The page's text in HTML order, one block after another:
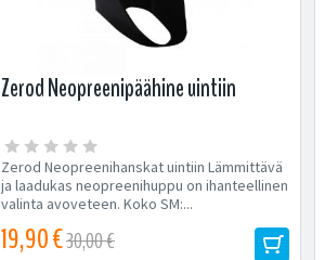
Zerod Neopreenipäähine uintiin
Zerod Neopreenihanskat uintiin Lämmittävä
ja laadukas neopreenihuppu on ihanteellinen
valinta avoveteen. Koko SM:...
19,90 €30,00 €